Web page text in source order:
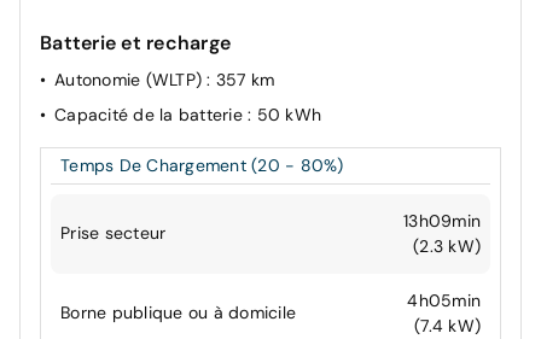
Batterie et recharge
Autonomie (WLTP): 357 km
Capacité de la batterie : 50 kWh
Temps De Chargement (20 - 80%)
Prise secteur
13h09min
(2.3 kW)
Borne publique ou à domicile
4h05min
(7.4 kW)